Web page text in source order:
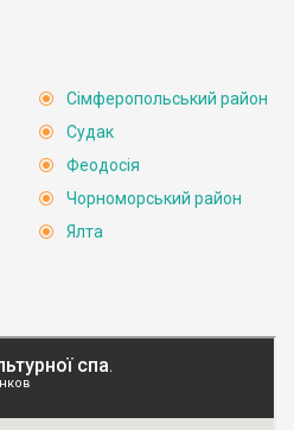
Сімферопольський район
Судак
Феодосія
Чорноморський район
Ялта